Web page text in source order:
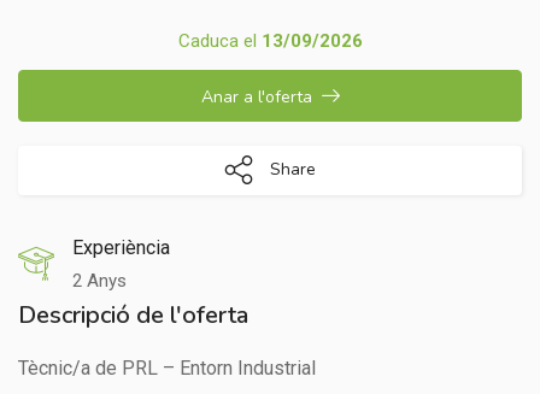
Caduca el 13/09/2026
Anar a l'oferta
Share
Experiència
2 Anys
Descripció de l'oferta
Tècnic/a de PRL – Entorn Industrial